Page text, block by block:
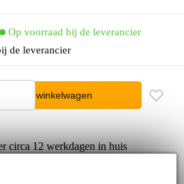
Op voorraad bij de leverancier
de leverancier
In winkelwagen
circa 12 werkdagen in huis